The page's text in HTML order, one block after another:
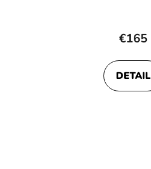
€165
DETAIL